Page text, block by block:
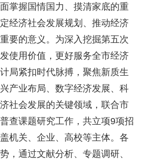
握国情国力、摸清家底的重
经济社会发展规划、推动经济
要的意义。为深入挖掘第五次
使用价值，更好服务全市经济
局紧扣时代脉搏，聚焦新质生
产业布局、数字经济发展、科
社会发展的关键领域，联合市
查课题研究工作，共立项9项招
机关、企业、高校等主体。各
，通过文献分析、专题调研、